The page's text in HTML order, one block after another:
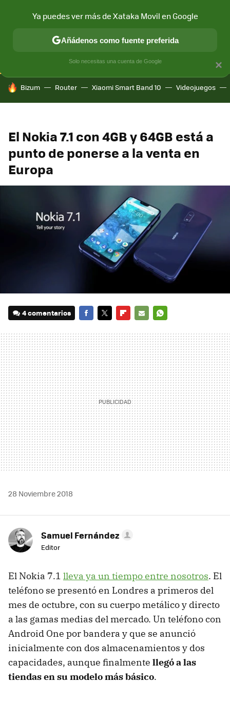
CONECTIVIDAD MÓVIL Y SOCIEDAD APLICACIONES
HOY SE HABLA DE
Bizum Router Xiaomi Smart Band 10 Videojuegos
El Nokia 7.1 con 4GB y 64GB está a
punto de ponerse a la venta en
Europa
4 comentarios
MAIL
28 Noviembre 2018
Samuel Fernández
Editor
El Nokia 7.1 lleva ya un tiempo entre nosotros. El
teléfono se presentó en Londres a primeros del
mes de octubre, con su cuerpo metálico y directo
a las gamas medias del mercado. Un teléfono con
Android One por bandera y que se anunció
inicialmente con dos almacenamientos y dos
capacidades, aunque finalmente llegó a las
tiendas en su modelo más básico.
×
Ya puedes ver más de Xataka Movil en Google
Añádenos como fuente preferida
Solo necesitas una cuenta de Google